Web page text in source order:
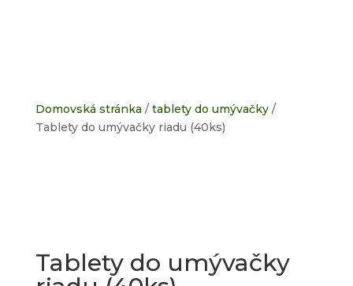
Domovská stránka / tablety do umývačky/
Tablety do umývačky riadu (40ks)
Tablety do umývačky